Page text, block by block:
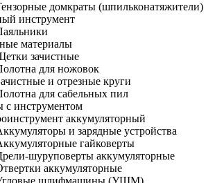
домкраты (шпильконатяжители)
инструмент
материалы
зачистные
для ножовок
и отрезные круги
для сабельных пил
инструментом
аккумуляторный
и зарядные устройства
гайковерты
шуруповерты аккумуляторные
аккумуляторные